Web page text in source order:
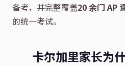
备考，并完整覆盖20 余门 AP
的统一考试。
卡尔加里家长为